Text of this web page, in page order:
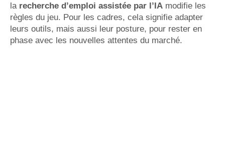
la recherche d’emploi assistée par l’IA modifie les
règles du jeu. Pour les cadres, cela signifie adapter
leurs outils, mais aussi leur posture, pour rester en
phase avec les nouvelles attentes du marché.